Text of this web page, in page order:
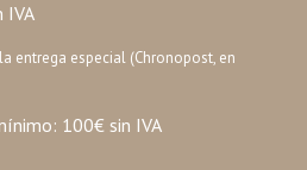
IVA
entrega especial (Chronopost, en
100€ sin IVA